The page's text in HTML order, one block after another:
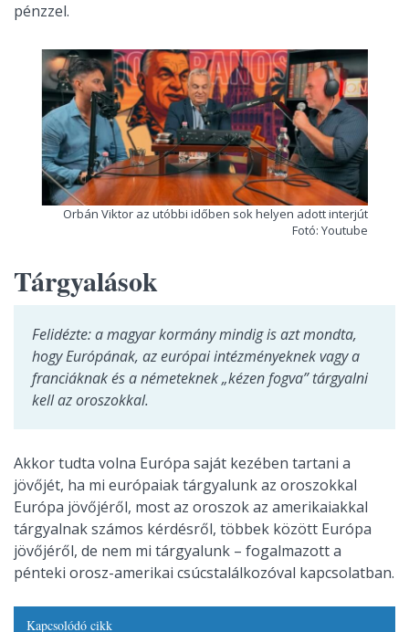
pénzzel.
Orbán Viktor az utóbbi időben sok helyen adott interjút
Fotó: Youtube
Tárgyalások
Felidézte: a magyar kormány mindig is azt mondta,
hogy Európának, az európai intézményeknek vagy a
franciáknak és a németeknek „kézen fogva” tárgyalni
kell az oroszokkal.
Akkor tudta volna Európa saját kezében tartani a
jövőjét, ha mi európaiak tárgyalunk az oroszokkal
Európa jövőjéről, most az oroszok az amerikaiakkal
tárgyalnak számos kérdésről, többek között Európa
jövőjéről, de nem mi tárgyalunk – fogalmazott a
pénteki orosz-amerikai csúcstalálkozóval kapcsolatban.
Kapcsolódó cikk